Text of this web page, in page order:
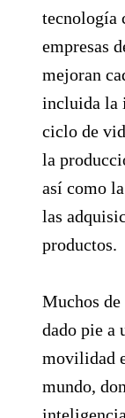
tecnología
empresas
mejoran
incluida la
ciclo de
la
así como
las
productos.
Muchos de
dado pie a
movilidad
mundo,